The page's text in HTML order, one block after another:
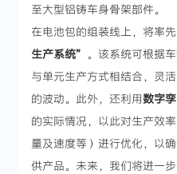
至大型铝铸车身骨架部件。
在电池包的组装线上，将率
生产系统” 。该系统可根据
与单元生产方式相结合，灵
的波动。此外，还利用数字
的实际情况，以此对生产效
量及速度等）进行优化，以
供产品。未来，我们将进一